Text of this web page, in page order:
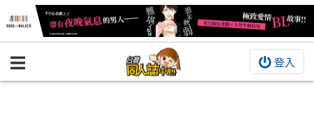
登入
BOOKY書集倉庫